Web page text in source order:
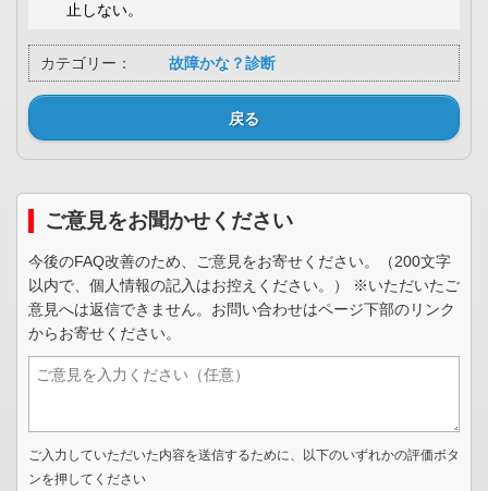
止しない。
カテゴリー： 故障かな？診断
戻る
ご意見をお聞かせください
今後のFAQ改善のため、ご意見をお寄せください。（200文字
以内で、個人情報の記入はお控えください。） ※いただいたご
意見へは返信できません。お問い合わせはページ下部のリンク
からお寄せください。
ご入力していただいた内容を送信するために、以下のいずれかの評価ボタ
ンを押してください